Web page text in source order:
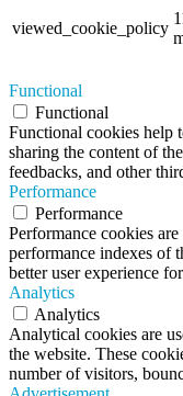
viewed_cookie_policy
Functional
Functional
Functional cookies help
sharing the content of
feedbacks, and other
Performance
Performance
Performance cookies
performance indexes of
better user experience
Analytics
Analytics
Analytical cookies are
the website. These
number of visitors,